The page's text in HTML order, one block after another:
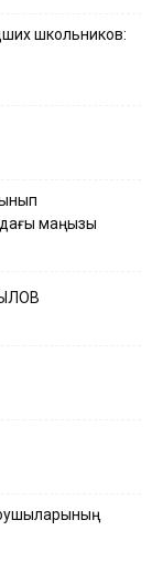
школьников:
маңызы